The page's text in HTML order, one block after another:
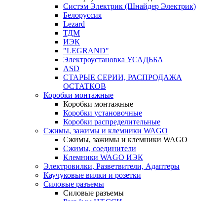
Систэм Электрик (Шнайдер Электрик)
Белоруссия
Lezard
ТДМ
ИЭК
"LEGRAND"
Электроустановка УСАДЬБА
ASD
СТАРЫЕ СЕРИИ, РАСПРОДАЖА
ОСТАТКОВ
Коробки монтажные
Коробки монтажные
Коробки установочные
Коробки распределительные
Сжимы, зажимы и клемники WAGO
Сжимы, зажимы и клемники WAGO
Сжимы, соединители
Клемники WAGO ИЭК
Электровилки, Разветвители, Адаптеры
Каучуковые вилки и розетки
Силовые разъемы
Силовые разъемы